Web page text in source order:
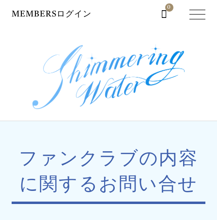
MEMBERSログイン
0
ファンクラブの内容
に関するお問い合せ